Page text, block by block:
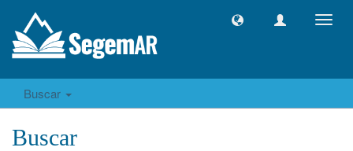
Buscar
Buscar